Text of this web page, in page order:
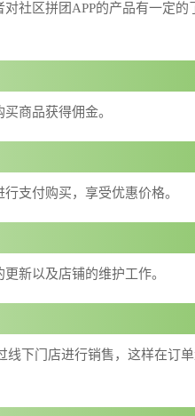
社区拼团APP的产品有一定的
商品获得佣金。
支付购买，享受优惠价格。
新以及店铺的维护工作。
下门店进行销售，这样在订